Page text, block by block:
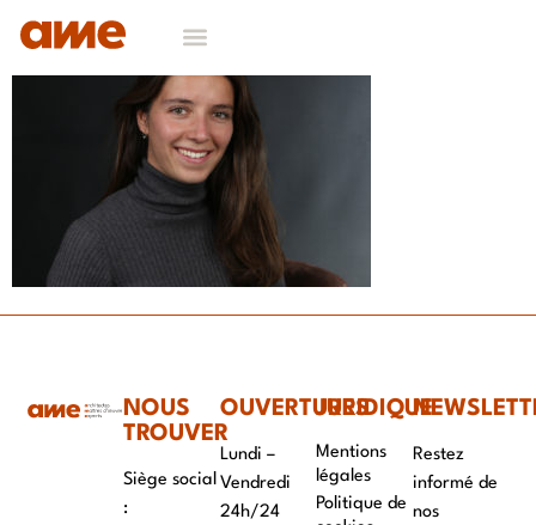
NOUS
TROUVER
Siège social
:
OUVERTURES
Lundi –
Vendredi
24h/24
JURIDIQUE
Mentions
légales
Politique de
Restez
informé de
nos